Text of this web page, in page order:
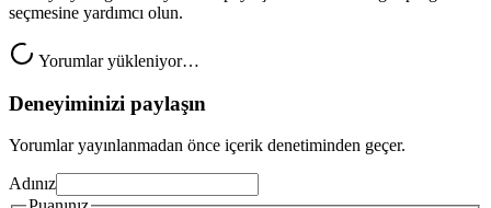
seçmesine yardımcı olun.
Yorumlar yükleniyor…
Deneyiminizi paylaşın
Yorumlar yayınlanmadan önce içerik denetiminden geçer.
Adınız